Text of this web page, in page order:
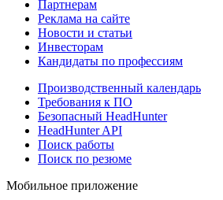
Партнерам
Реклама на сайте
Новости и статьи
Инвесторам
Кандидаты по профессиям
Производственный календарь
Требования к ПО
Безопасный HeadHunter
HeadHunter API
Поиск работы
Поиск по резюме
Мобильное приложение